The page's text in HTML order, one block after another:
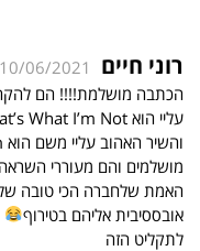
רוני חיים 10/06/2021 בשעה 12:20
הכתבה מושלמת!!!! הם
עליי הוא Whatever People Say I Am, That’s What I’m Not
והשיר האהוב עליי משם הוא Mardy Bum
מושלמים והם מעוררי השראה
האמת שלחברה הכי טובה
אובססיבית אליהם בטירוף
לתקליט הזה